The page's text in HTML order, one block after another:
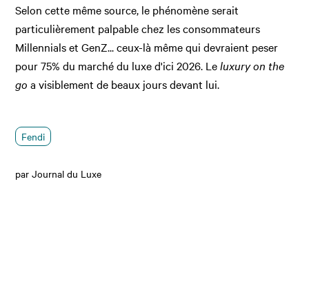
Selon cette même source, le phénomène serait
particulièrement palpable chez les consommateurs
Millennials et GenZ... ceux-là même qui devraient peser
pour 75% du marché du luxe d'ici 2026. Leluxuryon the
go a visiblement de beaux jours devant lui.
Fendi
par Journal du Luxe